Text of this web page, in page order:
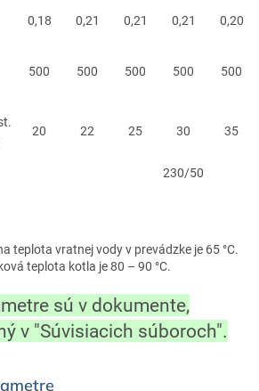
0,18 0,21 0,21 0,21
0,20
500 500 500 500 500
20 22 25 30 35
230/50
teplota vratnej vody v prevádzke je 65 °C.
teplota kotla je 80 – 90 °C.
sú v dokumente,
v "Súvisiacich súboroch".